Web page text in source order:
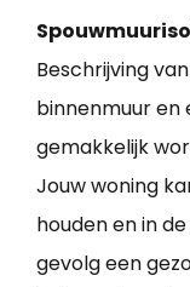
Beschrijving
binnenmuur en
gemakkelijk
Jouw woning
houden en in
gevolg een